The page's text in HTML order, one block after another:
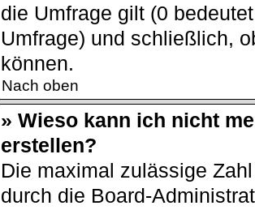
die Umfrage gilt (0
Umfrage) und schließlich,
können.
Nach oben
» Wieso kann ich nicht
erstellen?
Die maximal zulässige
durch die Board-